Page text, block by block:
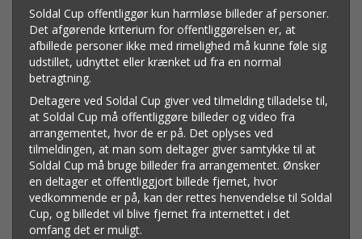
Soldal Cup offentliggør kun harmløse billeder af personer.
Det afgørende kriterium for offentliggørelsen er, at
afbillede personer ikke med rimelighed må kunne føle sig
udstillet, udnyttet eller krænket ud fra en normal
betragtning.
Deltagere ved Soldal Cup giver ved tilmelding tilladelse til,
at Soldal Cup må offentliggøre billeder og video fra
arrangementet, hvor de er på. Det oplyses ved
tilmeldingen, at man som deltager giver samtykke til at
Soldal Cup må bruge billeder fra arrangementet. Ønsker
en deltager et offentliggjort billede fjernet, hvor
vedkommende er på, kan der rettes henvendelse til Soldal
Cup, og billedet vil blive fjernet fra internettet i det
omfang det er muligt.